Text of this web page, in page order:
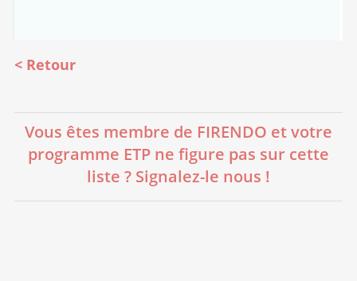
Retour
Vous êtes membre de FIRENDO et votre
programme ETP ne figure pas sur cette
liste ? Signalez-le nous !